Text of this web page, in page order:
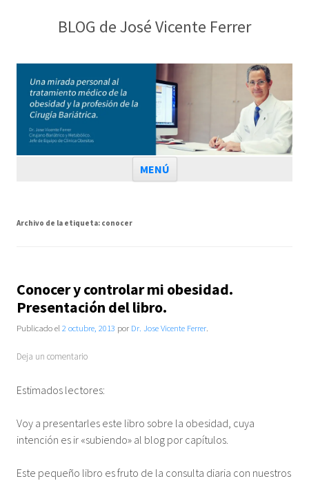
BLOG de José Vicente Ferrer
MENÚ
Archivo de la etiqueta: conocer
Conocer y controlar mi obesidad.
Presentación del libro.
Publicado el2 octubre, 2013 por Dr. Jose Vicente Ferrer.
Deja un comentario
Estimados lectores:
Voy a presentarles este libro sobre la obesidad, cuya
intención es ir «subiendo» al blog por capítulos.
Este pequeño libro es fruto de la consulta diaria con nuestros